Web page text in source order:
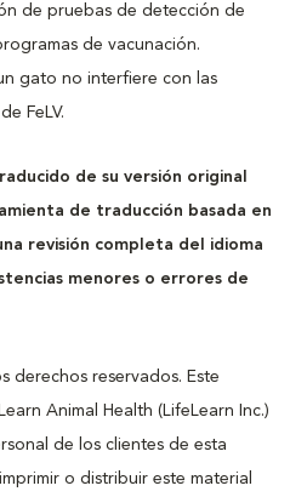
de pruebas de detección de
de vacunación.
gato no interfiere con las
FeLV.
de su versión original
de traducción basada en
revisión completa del idioma
menores o errores de
derechos reservados. Este
Animal Health (LifeLearn Inc.)
de los clientes de esta
o distribuir este material